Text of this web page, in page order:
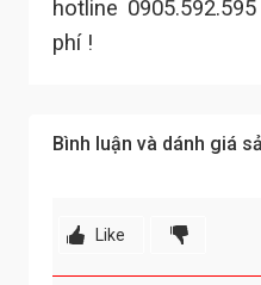
hotline
phí !
Bình luận và dánh giá
Like